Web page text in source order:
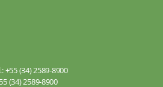
(34) 2589-8900
(34) 2589-8900